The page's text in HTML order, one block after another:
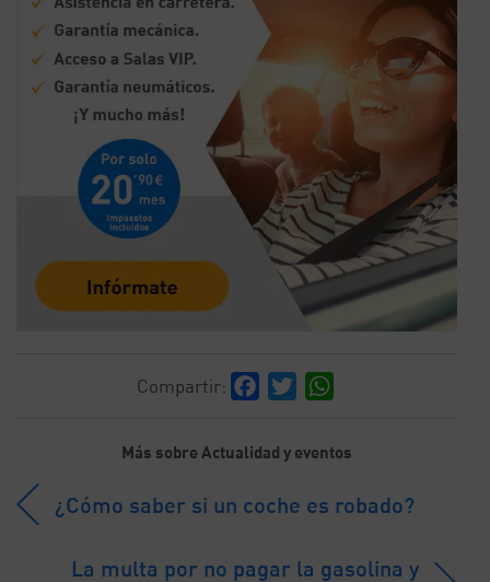
Compartir: Facebook
Twitter
Más sobre Actualidad y eventos
¿Cómo saber si un coche es robado?
La multa por no pagar la gasolina y